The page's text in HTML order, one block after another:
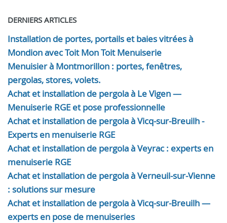
DERNIERS ARTICLES
Installation de portes, portails et baies vitrées à
Mondion avec Toit Mon Toit Menuiserie
Menuisier à Montmorillon : portes, fenêtres,
pergolas, stores, volets.
Achat et installation de pergola à Le Vigen —
Menuiserie RGE et pose professionnelle
Achat et installation de pergola à Vicq-sur-Breuilh -
Experts en menuiserie RGE
Achat et installation de pergola à Veyrac : experts en
menuiserie RGE
Achat et installation de pergola à Verneuil-sur-Vienne
: solutions sur mesure
Achat et installation de pergola à Vicq-sur-Breuilh —
experts en pose de menuiseries